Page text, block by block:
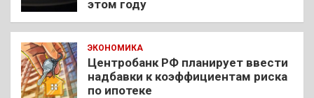
этом году
ЭКОНОМИКА
Центробанк РФ планирует ввести
надбавки к коэффициентам риска
по ипотеке